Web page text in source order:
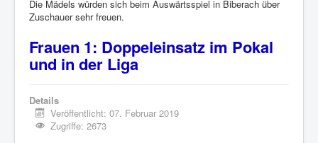
Die Mädels würden sich beim Auswärtsspiel in Biberach über
Zuschauer sehr freuen.
Frauen 1: Doppeleinsatz im Pokal
und in der Liga
Details
Veröffentlicht: 07. Februar 2019
Zugriffe: 2673